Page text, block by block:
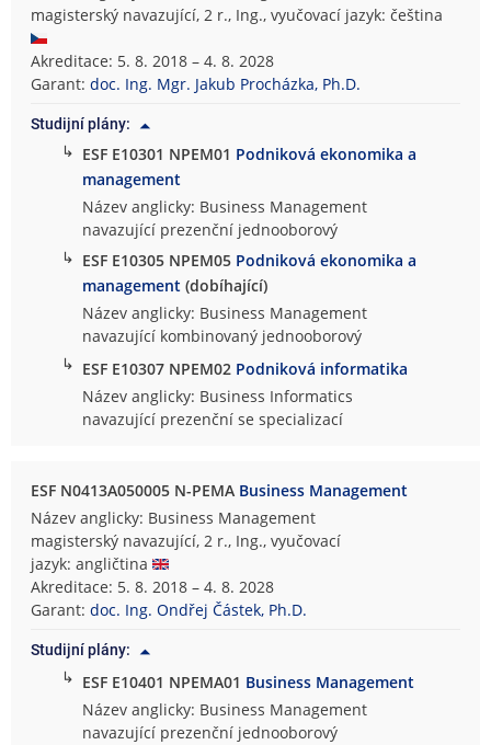
magisterský navazující, 2 r., Ing., vyučovací jazyk: čeština
Akreditace: 5. 8. 2018 – 4. 8. 2028
Garant:doc. Ing. Mgr. Jakub Procházka, Ph.D.
Studijní plány:
↳ ESF E10301 NPEM01 Podniková ekonomika a
management
Název anglicky: Business Management
navazující prezenční jednooborový
↳ ESF E10305 NPEM05 Podniková ekonomika a
management (dobíhající)
Název anglicky: Business Management
navazující kombinovaný jednooborový
↳ ESF E10307 NPEM02 Podniková informatika
Název anglicky: Business Informatics
navazující prezenční se specializací
ESF N0413A050005 N-PEMA Business Management
Název anglicky: Business Management
magisterský navazující, 2 r., Ing., vyučovací
jazyk: angličtina
Akreditace: 5. 8. 2018 – 4. 8. 2028
Garant:doc. Ing. Ondřej Částek, Ph.D.
Studijní plány:
↳ ESF E10401 NPEMA01 Business Management
Název anglicky: Business Management
navazující prezenční jednooborový